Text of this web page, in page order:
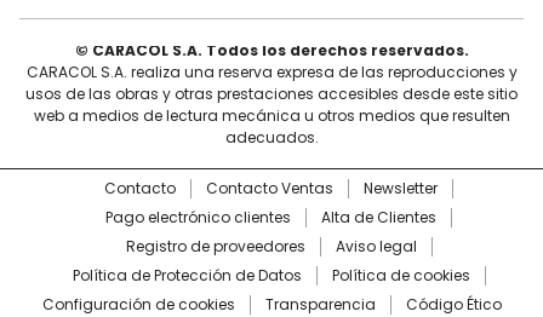
© CARACOL S.A. Todos los derechos reservados.
CARACOL S.A. realiza una reserva expresa de las reproducciones y
usos de las obras y otras prestaciones accesibles desde este sitio
web a medios de lectura mecánica u otros medios que resulten
adecuados.
Contacto Contacto Ventas
Newsletter
Pago electrónico clientes
Alta de Clientes
Registro de proveedores
Aviso legal
Política de Protección de Datos
Política de cookies
Configuración de cookies
Transparencia Código Ético